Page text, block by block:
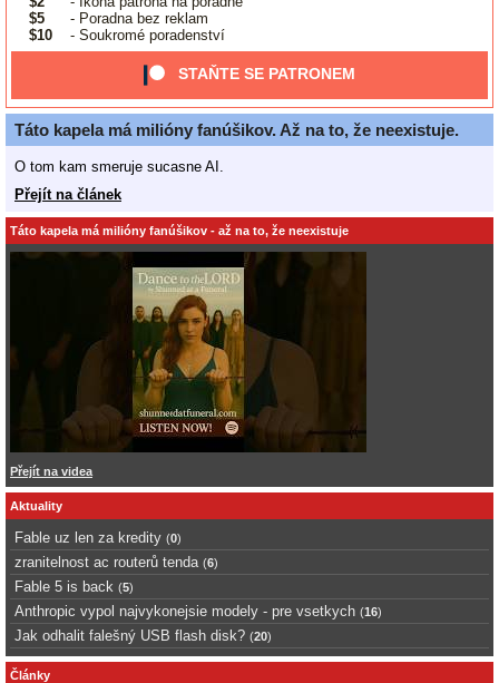
$5
- Poradna bez reklam
$10
- Soukromé poradenství
STAŇTE SE PATRONEM
Táto kapela má milióny fanúšikov. Až na to, že neexistuje.
O tom kam smeruje sucasne AI.
Přejít na článek
Táto kapela má milióny fanúšikov - až na to, že neexistuje
Přejít na videa
Aktuality
Fable uz len za kredity (0)
zranitelnost ac routerů tenda (6)
Fable 5 is back (5)
Anthropic vypol najvykonejsie modely - pre vsetkych (16)
Jak odhalit falešný USB flash disk? (20)
Články